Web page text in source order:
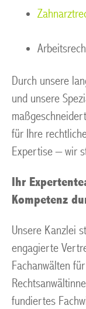
Durch unsere
und unsere
für Ihre
Expertise – wir
Ihr
Kompetenz
Unsere Kanzlei
engagierte
Fachanwälten
fundiertes